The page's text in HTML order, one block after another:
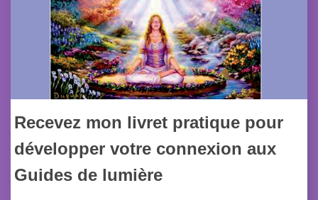
Recevez mon livret pratique pour
développer votre connexion aux
Guides de lumière